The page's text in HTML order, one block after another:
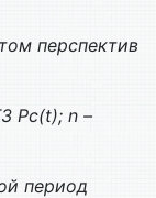
перспектив
Pс(t); n –
период